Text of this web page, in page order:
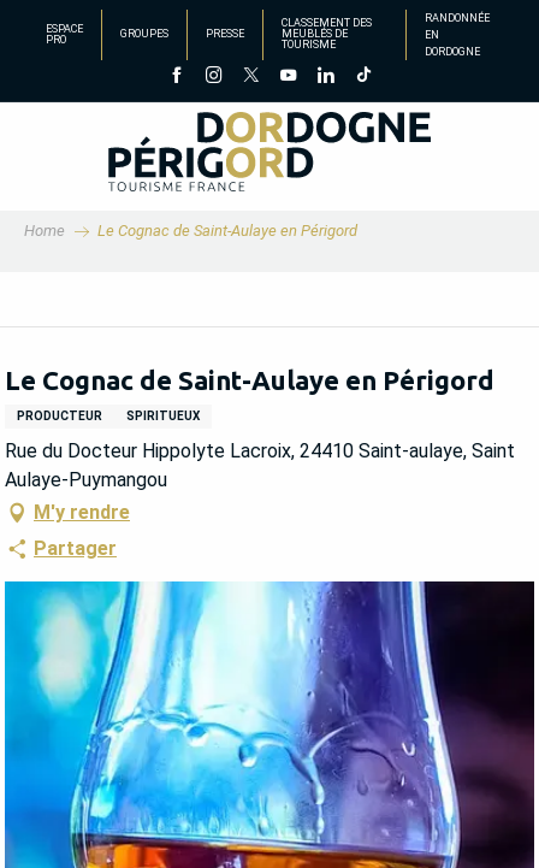
principal
ESPACE
PRO
GROUPES PRESSE
CLASSEMENT DES
MEUBLÉS DE
TOURISME
RANDONNÉE
EN
DORDOGNE
Home Le Cognac de Saint-Aulaye en Périgord
Le Cognac de Saint-Aulaye en Périgord
PRODUCTEUR SPIRITUEUX
Rue du Docteur Hippolyte Lacroix, 24410 Saint-aulaye, Saint
Aulaye-Puymangou
M'y rendre
Partager